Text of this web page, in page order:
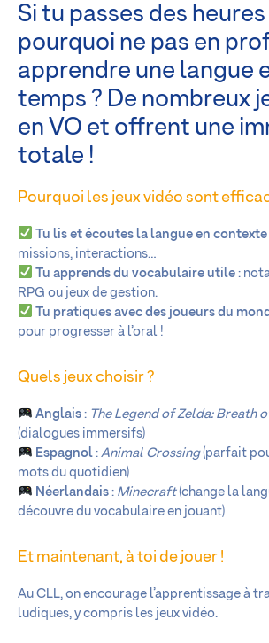
Si tu passes des
pourquoi ne pas en
apprendre une langue
temps ? De nombreux
en VO et offrent une
totale !
Pourquoi les jeux vidéo sont
Tu lis et écoutes la langue en contexte
missions, interactions…
Tu apprends du vocabulaire utile :
RPG ou jeux de gestion.
Tu pratiques avec des joueurs du
pour progresser à l’oral !
Quels jeux choisir ?
Anglais : The Legend of Zelda: Breath
(dialogues immersifs)
Espagnol : Animal Crossing(parfait
mots du quotidien)
Néerlandais : Minecraft(change la
découvre du vocabulaire en jouant)
Et maintenant, à toi de jouer !
Au CLL, on encourage l’apprentissage à
ludiques, y compris les jeux vidéo.